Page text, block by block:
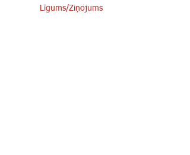
Līgums/Ziņojums